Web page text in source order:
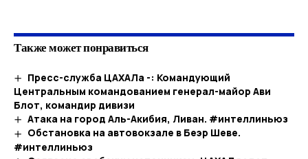
Также может понравиться
Пресс-служба ЦАХАЛа -: Командующий
Центральным командованием генерал-майор Ави
Блот, командир дивизи
Атака на город Аль-Акибия, Ливан. #интеллиньюз
Обстановка на автовокзале в Беэр Шеве.
#интеллиньюз